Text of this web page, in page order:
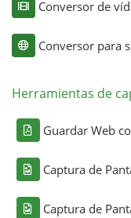
Conversor de
Conversor para
Herramientas de
Guardar Web
Captura de
Captura de